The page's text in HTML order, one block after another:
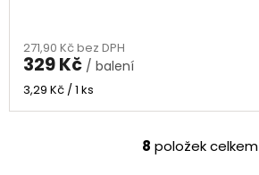
produktu
je
5,0
271,90 Kč bez DPH
329 Kč / balení
Měrná
3,29 Kč / 1 ks
O
8 položek celkem